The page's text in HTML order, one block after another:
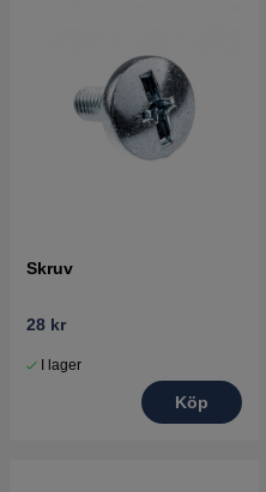
Skruv
28 kr
I lager
Köp